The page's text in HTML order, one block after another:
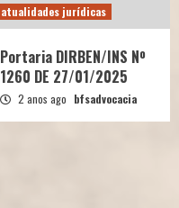
atualidades jurídicas
Portaria DIRBEN/INS Nº
1260 DE 27/01/2025
2 anos ago bfsadvocacia